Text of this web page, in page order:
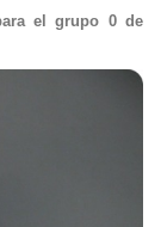
el grupo 0 de